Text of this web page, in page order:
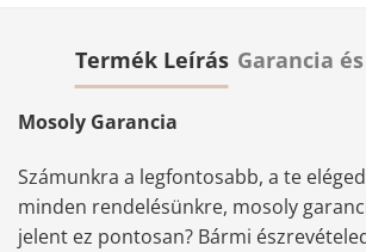
Termék Leírás Garancia
Mosoly Garancia
Számunkra a legfontosabb, a te
minden rendelésünkre, mosoly
jelent ez pontosan? Bármi